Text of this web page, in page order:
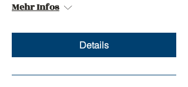
Mehr Infos
Details